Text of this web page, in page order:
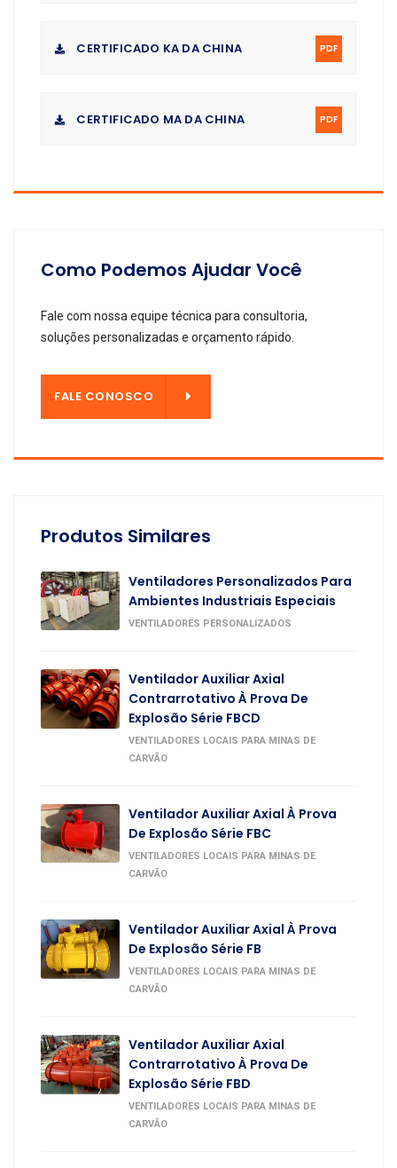
CERTIFICADO KA DA CHINA PDF
CERTIFICADO MA DA CHINA PDF
Como Podemos Ajudar Você
Fale com nossa equipe técnica para consultoria,
soluções personalizadas e orçamento rápido.
FALE CONOSCO
Produtos Similares
Ventiladores Personalizados Para
Ambientes Industriais Especiais
VENTILADORES PERSONALIZADOS
Ventilador Auxiliar Axial
Contrarrotativo À Prova De
Explosão Série FBCD
VENTILADORES LOCAIS PARA MINAS DE
CARVÃO
Ventilador Auxiliar Axial À Prova
De Explosão Série FBC
VENTILADORES LOCAIS PARA MINAS DE
CARVÃO
Ventilador Auxiliar Axial À Prova
De Explosão Série FB
VENTILADORES LOCAIS PARA MINAS DE
CARVÃO
Ventilador Auxiliar Axial
Contrarrotativo À Prova De
Explosão Série FBD
VENTILADORES LOCAIS PARA MINAS DE
CARVÃO